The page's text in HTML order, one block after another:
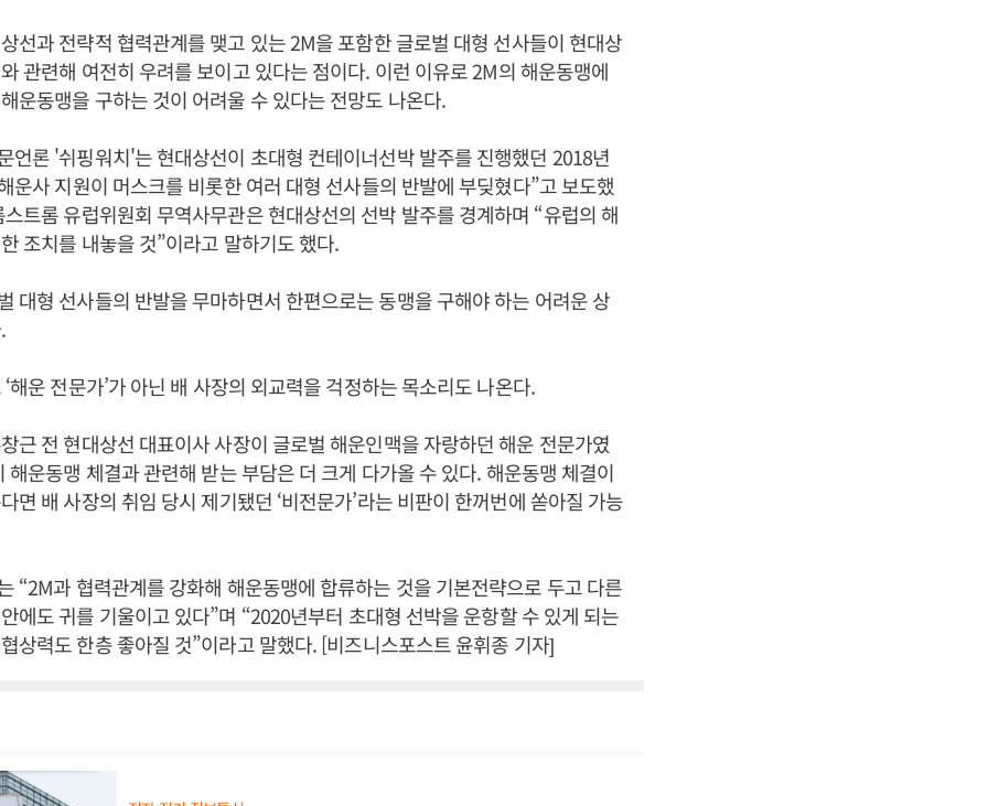
선과 전략적 협력관계를 맺고 있는 2M을 포함한 글로벌 대형 선사들이 현대상
관련해 여전히 우려를 보이고 있다는 점이다. 이런 이유로 2M의 해운동맹에
운동맹을 구하는 것이 어려울 수 있다는 전망도 나온다.
언론 '쉬핑워치'는 현대상선이 초대형 컨테이너선박 발주를 진행했던 2018년
운사 지원이 머스크를 비롯한 여러 대형 선사들의 반발에 부딪혔다”고 보도했
트롬 유럽위원회 무역사무관은 현대상선의 선박 발주를 경계하며 “유럽의 해
조치를 내놓을 것”이라고 말하기도 했다.
대형 선사들의 반발을 무마하면서 한편으로는 동맹을 구해야 하는 어려운 상
해운 전문가’가 아닌 배 사장의 외교력을 걱정하는 목소리도 나온다.
근 전 현대상선 대표이사 사장이 글로벌 해운인맥을 자랑하던 해운 전문가였
해운동맹 체결과 관련해 받는 부담은 더 크게 다가올 수 있다. 해운동맹 체결이
면 배 사장의 취임 당시 제기됐던 ‘비전문가’라는 비판이 한꺼번에 쏟아질 가능
“2M과 협력관계를 강화해 해운동맹에 합류하는 것을 기본전략으로 두고 다른
에도 귀를 기울이고 있다”며 “2020년부터 초대형 선박을 운항할 수 있게 되는
상력도 한층 좋아질 것”이라고 말했다. [비즈니스포스트 윤휘종 기자]